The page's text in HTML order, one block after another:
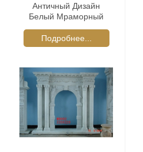
Античный Дизайн
Белый Мраморный
Подробнее...